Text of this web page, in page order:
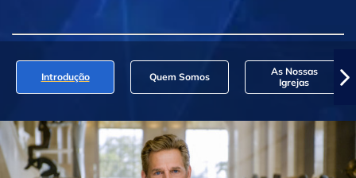
Introdução Quem Somos
As Nossas
Igrejas